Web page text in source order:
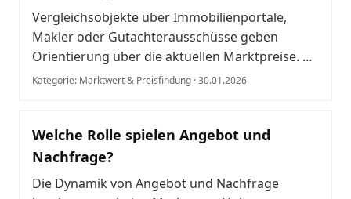
Vergleichsobjekte über Immobilienportale,
Makler oder Gutachterausschüsse geben
Orientierung über die aktuellen Marktpreise. …
Kategorie: Marktwert & Preisfindung · 30.01.2026
Welche Rolle spielen Angebot und
Nachfrage?
Die Dynamik von Angebot und Nachfrage